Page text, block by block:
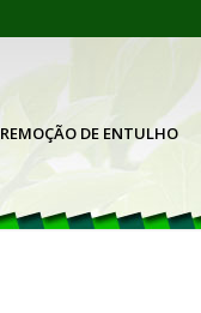
REMOÇÃO DE ENTULHO